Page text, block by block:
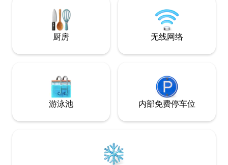
里（Omberg）的美丽自然风光，或在清
新的韦特恩湖（Vättern）中尽情游泳。 靠
近瓦斯特纳、翁贝里和曼托普公园的高尔
（Brunneby
琳琅满目。
厨房 无线网络
游泳池 内部免费停车位